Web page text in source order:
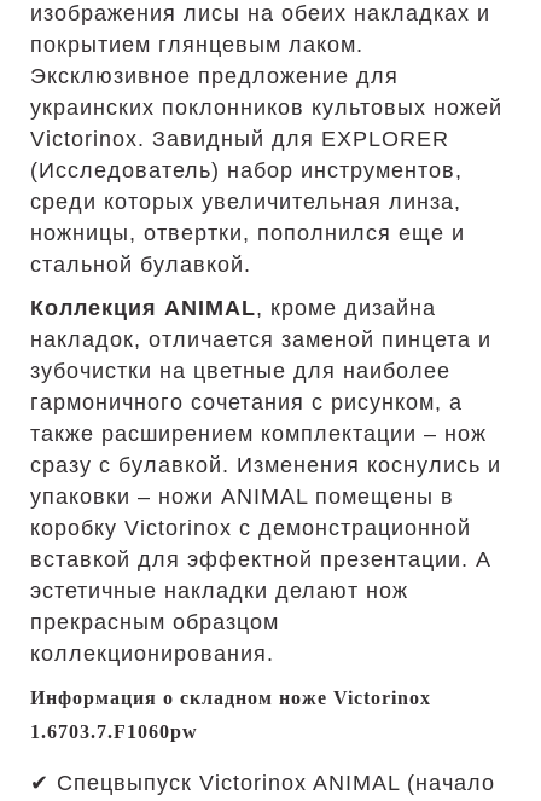
изображения лисы на обеих накладках и
покрытием глянцевым лаком.
Эксклюзивное предложение для
украинских поклонников культовых ножей
Victorinox. Завидный для EXPLORER
(Исследователь) набор инструментов,
среди которых увеличительная линза,
ножницы, отвертки, пополнился еще и
стальной булавкой.
Коллекция ANIMAL, кроме дизайна
накладок, отличается заменой пинцета и
зубочистки на цветные для наиболее
гармоничного сочетания с рисунком, а
также расширением комплектации – нож
сразу с булавкой. Изменения коснулись и
упаковки – ножи ANIMAL помещены в
коробку Victorinox с демонстрационной
вставкой для эффектной презентации. А
эстетичные накладки делают нож
прекрасным образцом
коллекционирования.
Информация о складном ноже Victorinox
1.6703.7.F1060pw
✔ Спецвыпуск Victorinox ANIMAL (начало